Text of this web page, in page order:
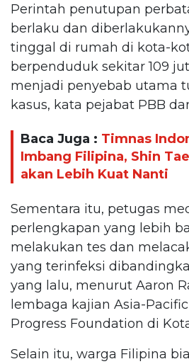
Perintah penutupan
berlaku dan
tinggal di rumah di kota-
berpenduduk sekitar 109
menjadi penyebab utama
kasus, kata pejabat PBB
Baca Juga : Timnas
Imbang Filipina, Shin
akan Lebih Kuat Nanti
Sementara itu, petugas
perlengkapan yang lebih
melakukan tes dan
yang terinfeksi
yang lalu, menurut Aaron
lembaga kajian Asia-
Progress Foundation di
Selain itu, warga Filipina